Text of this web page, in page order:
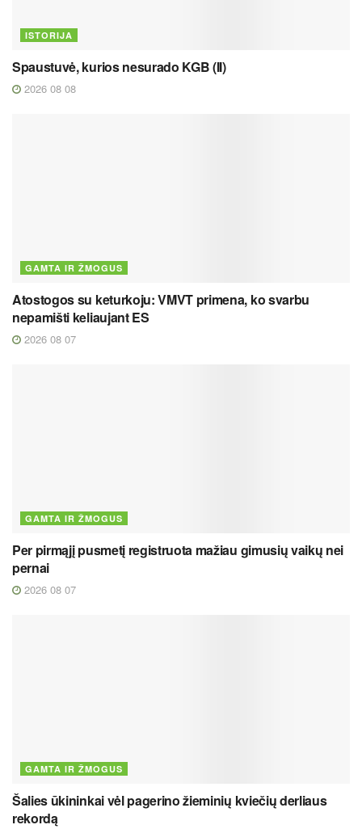
ISTORIJA
Spaustuvė, kurios nesurado KGB (II)
2026 08 08
GAMTA IR ŽMOGUS
Atostogos su keturkoju: VMVT primena, ko svarbu
nepamišti keliaujant ES
2026 08 07
GAMTA IR ŽMOGUS
Per pirmąjį pusmetį registruota mažiau gimusių vaikų nei
pernai
2026 08 07
GAMTA IR ŽMOGUS
Šalies ūkininkai vėl pagerino žieminių kviečių derliaus
rekordą